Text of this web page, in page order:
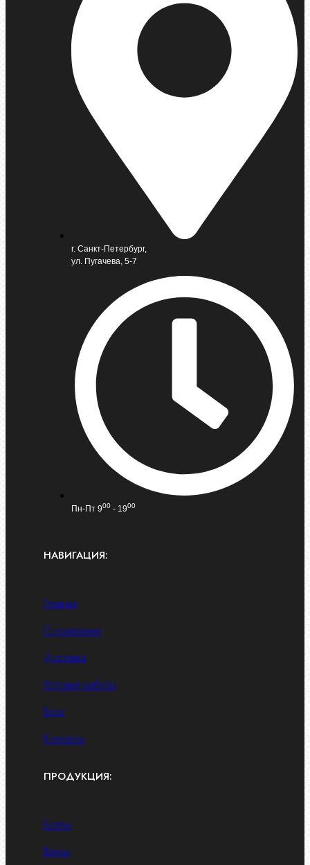
г. Санкт-Петербург,
ул. Пугачева, 5-7
Пн-Пт 900 - 1900
НАВИГАЦИЯ:
Главная
О компании
Доставка
Условия работы
Блог
Контакты
ПРОДУКЦИЯ:
Болты
Винты